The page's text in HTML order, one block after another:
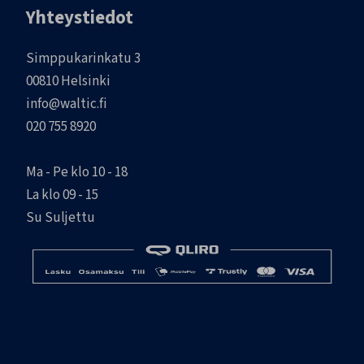
Yhteystiedot
Simppukarinkatu 3
00810 Helsinki
info@waltic.fi
020 755 8920
Ma - Pe klo 10 - 18
La klo 09 - 15
Su Suljettu